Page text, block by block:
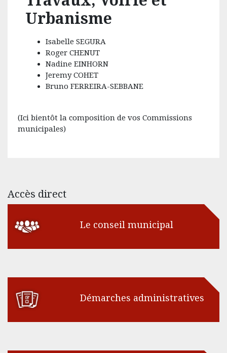
Urbanisme
Isabelle SEGURA
Roger CHENUT
Nadine EINHORN
Jeremy COHET
Bruno FERREIRA-SEBBANE
(Ici bientôt la composition de vos Commissions
municipales)
Accès direct
Le conseil municipal
Démarches administratives